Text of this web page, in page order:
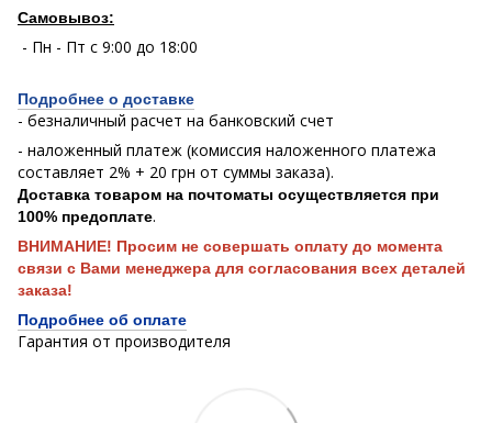
Самовывоз:
- Пн - Пт с 9:00 до 18:00
Подробнее о доставке
- безналичный расчет на банковский счет
- наложенный платеж (комиссия наложенного платежа
составляет 2% + 20 грн от суммы заказа).
Доставка товаром на почтоматы осуществляется при
100% предоплате.
ВНИМАНИЕ! Просим не совершать оплату до момента
связи с Вами менеджера для согласования всех деталей
заказа!
Подробнее об оплате
Гарантия от производителя